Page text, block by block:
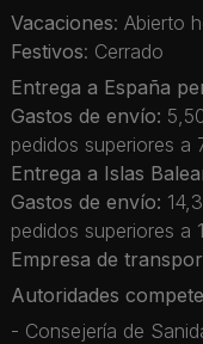
Vacaciones: Abierto
Festivos: Cerrado
Entrega a España
Gastos de envío:
pedidos superiores
Entrega a Islas
Gastos de envío:
pedidos superiores
Empresa de
Autoridades
- Consejería de